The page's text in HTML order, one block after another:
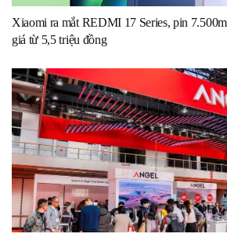
Xiaomi ra mắt REDMI 17 Series, pin
giá từ 5,5 triệu đồng